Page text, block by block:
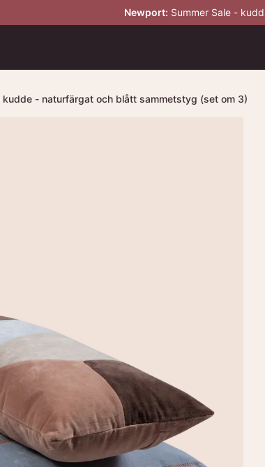
Newport: Summer Sale -
kudde - naturfärgat och blått sammetstyg (set om 3)